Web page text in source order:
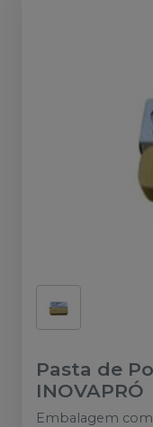
Pasta de
INOVAPRÓ
Embalagem com